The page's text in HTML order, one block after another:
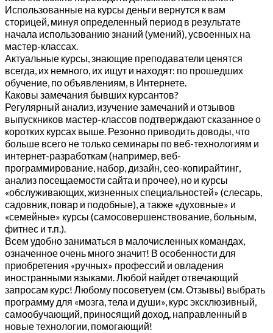
Использованные на курсы деньги вернутся к вам
сторицей, минуя определенный период в результате
начала использованию знаний (умений), усвоенных на
мастер-классах.
Актуальные курсы, знающие преподаватели ценятся
всегда, их немного, их ищут и находят: по прошедших
обучение, по объявлениям, в Интернете.
Каковы замечания бывших курсантов?
Регулярный анализ, изучение замечаний и отзывов
выпускников мастер-классов подтверждают сказанное о
коротких курсах выше. Резонно приводить доводы, что
больше всего не только семинары по веб-технологиям и
интернет-разработкам (например, веб-
программирование, набор, дизайн, сео-копирайтинг,
анализ посещаемости сайта и прочее), но и курсы
«обслуживающих, жизненных специальностей» (слесарь,
садовник, повар и подобные), а также «духовные» и
«семейные» курсы (самосовершенствование, больным,
фитнес и т.п.).
Всем удобно заниматься в малочисленных командах,
означенное очень много значит! В особенности для
приобретения «ручных» профессий и овладения
иностранными языками. Любой найдет отвечающий
запросам курс! Любому посоветуем (см. Отзывы) выбрать
программу для «мозга, тела и души», курс эксклюзивный,
самообучающий, приносящий доход, направленный в
новые технологии, помогающий!